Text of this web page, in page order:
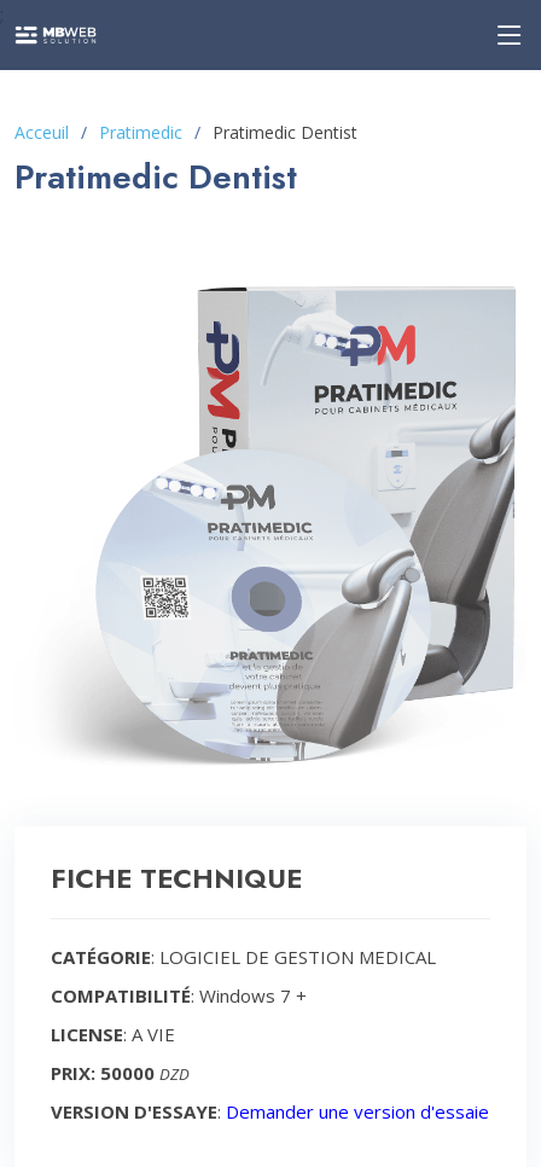
Acceuil Pratimedic Pratimedic Dentist
Pratimedic Dentist
FICHE TECHNIQUE
CATÉGORIE: LOGICIEL DE GESTION MEDICAL
COMPATIBILITÉ: Windows 7 +
LICENSE: A VIE
PRIX: 50000 DZD
VERSION D'ESSAYE: Demander une version d'essaie